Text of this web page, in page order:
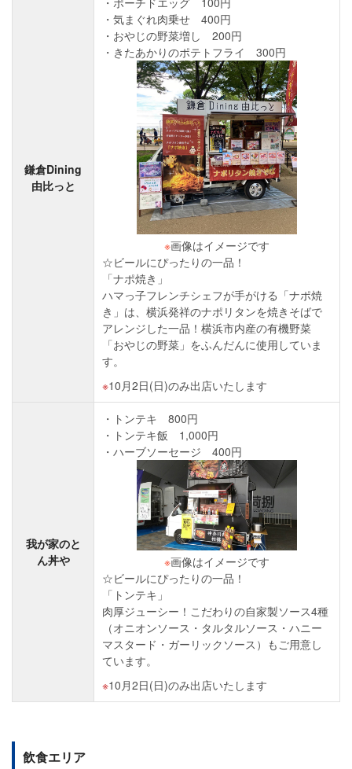
鎌倉Dining
由比っと
気まぐれ肉乗せ 400円
おやじの野菜増し 200円
きたあかりのポテトフライ 300円
※画像はイメージです
☆ビールにぴったりの一品！
「ナポ焼き」
ハマっ子フレンチシェフが手がける「ナポ焼
き」は、横浜発祥のナポリタンを焼きそばで
アレンジした一品！横浜市内産の有機野菜
「おやじの野菜」をふんだんに使用していま
す。
10月2日(日)のみ出店いたします
我が家のと
ん丼や
トンテキ 800円
トンテキ飯 1,000円
ハーブソーセージ 400円
※画像はイメージです
☆ビールにぴったりの一品！
「トンテキ」
肉厚ジューシー！こだわりの自家製ソース4種
（オニオンソース・タルタルソース・ハニー
マスタード・ガーリックソース）もご用意し
ています。
10月2日(日)のみ出店いたします
飲食エリア